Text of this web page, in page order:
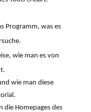
Programm, was es
wie man es von
wie man diese
die Homepages des